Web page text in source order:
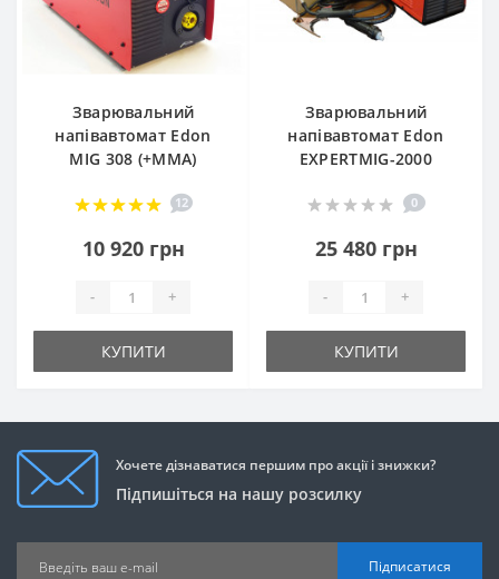
Зварювальний
напівавтомат Edon
MIG 308 (+MMA)
12
10 920 грн
- +
КУПИТИ
Зварювальний
напівавтомат Edon
EXPERTMIG-2000
0
25 480 грн
- +
КУПИТИ
Хочете дізнаватися першим про акції і знижки?
Підпишіться на нашу розсилку
Підписатися